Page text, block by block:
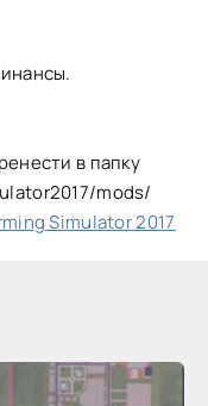
в папку
mods/
Simulator 2017